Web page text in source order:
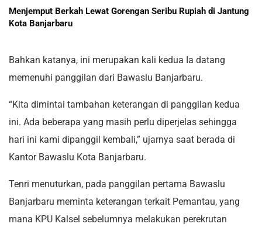
Menjemput Berkah Lewat Gorengan Seribu Rupiah di Jantung
Kota Banjarbaru
Bahkan katanya, ini merupakan kali kedua Ia datang
memenuhi panggilan dari Bawaslu Banjarbaru.
“Kita dimintai tambahan keterangan di panggilan kedua
ini. Ada beberapa yang masih perlu diperjelas sehingga
hari ini kami dipanggil kembali,” ujarnya saat berada di
Kantor Bawaslu Kota Banjarbaru.
Tenri menuturkan, pada panggilan pertama Bawaslu
Banjarbaru meminta keterangan terkait Pemantau, yang
mana KPU Kalsel sebelumnya melakukan perekrutan